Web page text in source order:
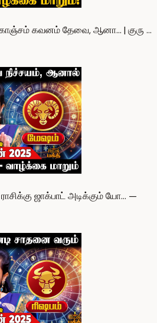
கவனம் தேவை, ஆனா… | குரு …
ஜாக்பாட் அடிக்கும் யோ… —